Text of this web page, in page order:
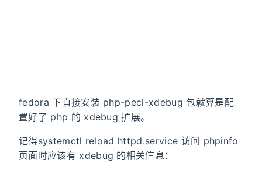
fedora 下直接安装 php-pecl-xdebug 包就算是配
置好了 php 的 xdebug 扩展。
记得systemctl reload httpd.service 访问 phpinfo
页面时应该有 xdebug 的相关信息：